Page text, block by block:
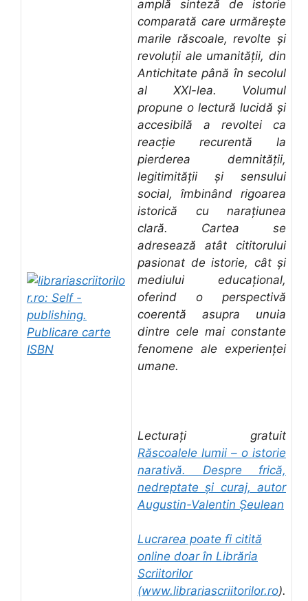
amplă sinteză de istorie
comparată care urmărește
marile răscoale, revolte și
revoluții ale umanității, din
Antichitate până în secolul
al XXI-lea. Volumul
propune o lectură lucidă și
accesibilă a revoltei ca
reacție recurentă la
pierderea demnității,
legitimității și sensului
social, îmbinând rigoarea
istorică cu narațiunea
clară. Cartea se
adresează atât cititorului
pasionat de istorie, cât și
mediului educațional,
oferind o perspectivă
coerentă asupra unuia
dintre cele mai constante
fenomene ale experienței
umane.
Lecturați gratuit
Răscoalele lumii – o istorie
narativă. Despre frică,
nedreptate și curaj, autor
Augustin-Valentin Șeulean
Lucrarea poate fi citită
online doar în Librăria
Scriitorilor
(www.librariascriitorilor.ro).